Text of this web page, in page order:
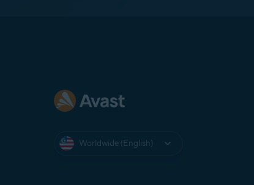
Worldwide (English)